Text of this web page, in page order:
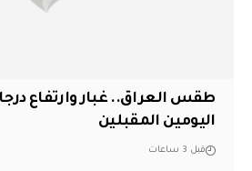
طقس العراق.. غبار وارتفاع
اليومين المقبلين
قبل 3 ساعات